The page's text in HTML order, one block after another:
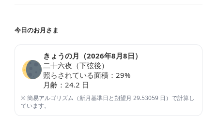
今日のお月さま
きょうの月（2026年8月8日 ）
二十六夜（下弦後）
照らされている面積： 29%
月齢： 24.2 日
※ 簡易アルゴリズム（新月基準日と朔望月 29.53059 日）で計算し
ています。